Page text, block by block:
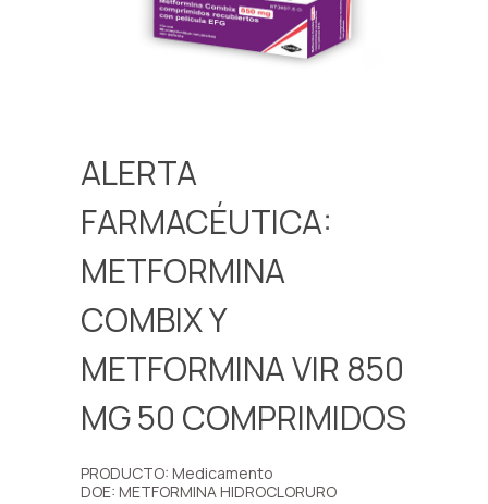
ALERTA
FARMACÉUTICA:
METFORMINA
COMBIX Y
METFORMINA VIR 850
MG 50 COMPRIMIDOS
PRODUCTO: Medicamento
DOE: METFORMINA HIDROCLORURO